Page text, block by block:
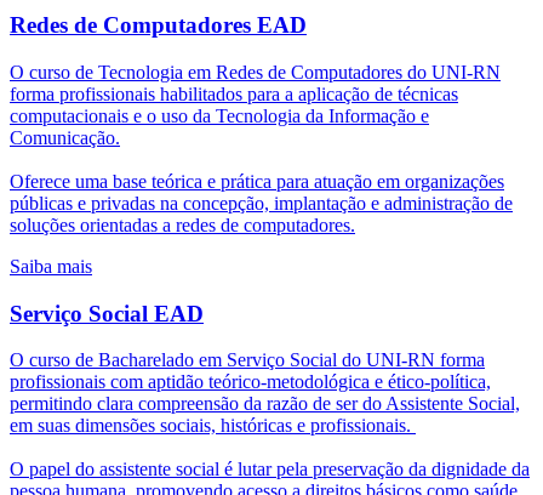
Redes de Computadores EAD
O curso de Tecnologia em Redes de Computadores do UNI-RN
forma profissionais habilitados para a aplicação de técnicas
computacionais e o uso da Tecnologia da Informação e
Comunicação.
Oferece uma base teórica e prática para atuação em organizações
públicas e privadas na concepção, implantação e administração de
soluções orientadas a redes de computadores.
Saiba mais
Serviço Social EAD
O curso de Bacharelado em Serviço Social do UNI-RN forma
profissionais com aptidão teórico-metodológica e ético-política,
permitindo clara compreensão da razão de ser do Assistente Social,
em suas dimensões sociais, históricas e profissionais.
O papel do assistente social é lutar pela preservação da dignidade da